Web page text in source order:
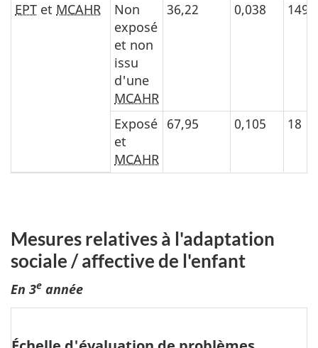
EPT et MCAHR
Non
exposé
et non
issu
d'une
MCAHR
36,22 0,038 149
Exposé
et
MCAHR
67,95 0,105 18
Mesures relatives à l'adaptation
sociale / affective de l'enfant
En 3e année